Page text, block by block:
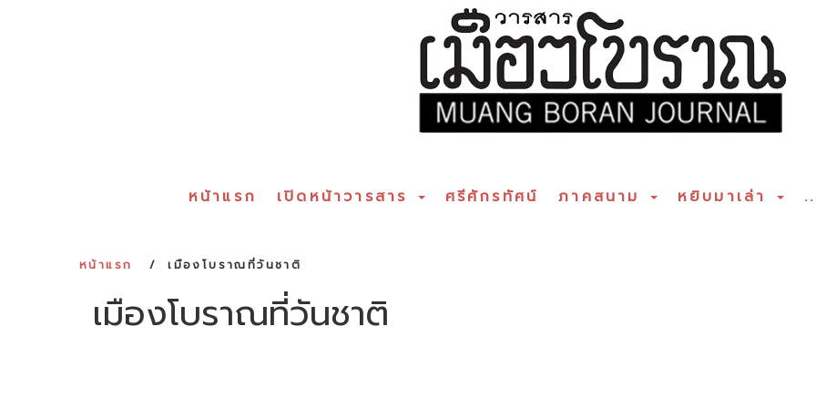
หน้าแรก เปิดหน้าวารสาร ศรีศักรทัศน์ ภาคสนาม หยิบมาเล่า
หน้าแรก เมืองโบราณที่วันชาติ
เมืองโบราณที่วันชาติ